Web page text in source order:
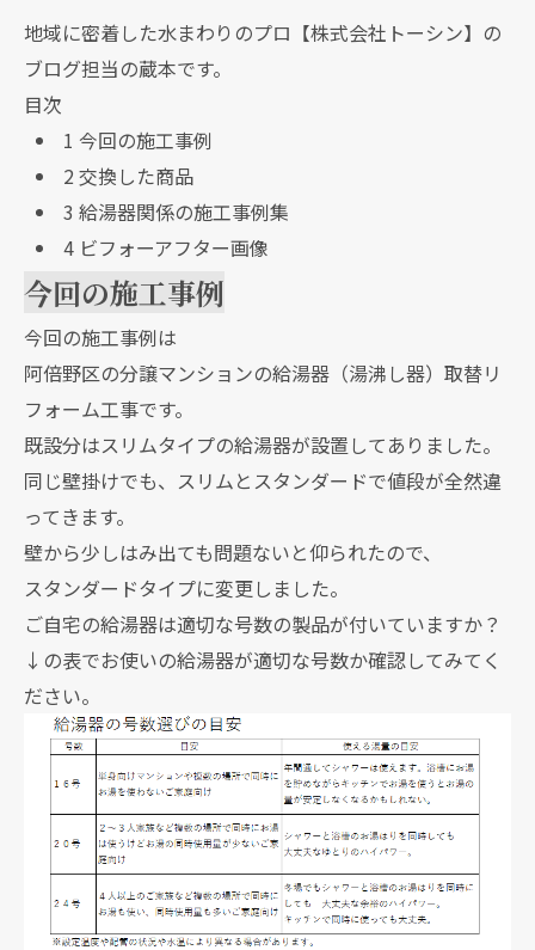
地域に密着した水まわりのプロ【株式会社トーシン】の
ブログ担当の蔵本です。
目次
1 今回の施工事例
2交換した商品
3 給湯器関係の施工事例集
4ビフォーアフター画像
今回の施工事例
今回の施工事例は
阿倍野区の分譲マンションの給湯器（湯沸し器）取替リ
フォーム工事です。
既設分はスリムタイプの給湯器が設置してありました。
同じ壁掛けでも、スリムとスタンダードで値段が全然違
ってきます。
壁から少しはみ出ても問題ないと仰られたので、
スタンダードタイプに変更しました。
ご自宅の給湯器は適切な号数の製品が付いていますか？
↓の表でお使いの給湯器が適切な号数か確認してみてく
ださい。